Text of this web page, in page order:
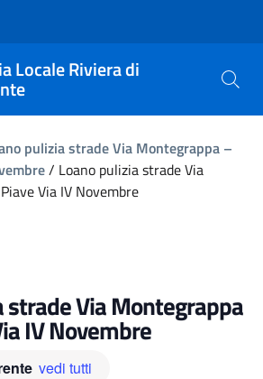
Locale Riviera di
pulizia strade Via Montegrappa –
/ Loano pulizia strade Via
Via IV Novembre
strade Via Montegrappa
IV Novembre
vedi tutti